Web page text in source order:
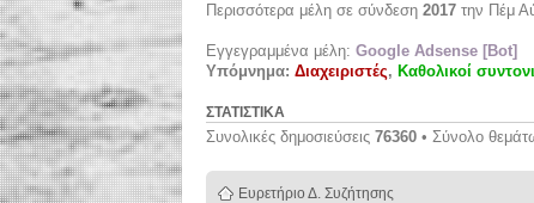
Περισσότερα μέλη σε σύνδεση 2017 την Πέμ
Εγγεγραμμένα μέλη: Google Adsense [Bot]
Υπόμνημα: Διαχειριστές, Καθολικοί
ΣΤΑΤΙΣΤΙΚΆ
Συνολικές δημοσιεύσεις 76360 • Σύνολο
Ευρετήριο Δ. Συζήτησης